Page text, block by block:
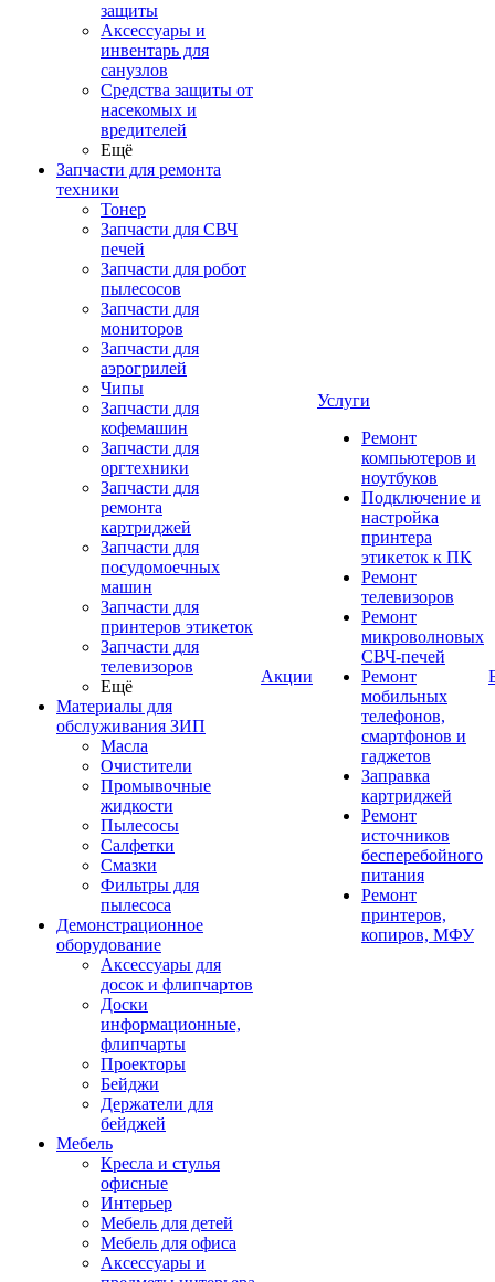
защиты
Аксессуары и
инвентарь для
санузлов
Средства защиты от
насекомых и
вредителей
Ещё
Запчасти для ремонта
техники
Тонер
Запчасти для СВЧ
печей
Запчасти для робот
пылесосов
Запчасти для
мониторов
Запчасти для
аэрогрилей
Чипы
Запчасти для
кофемашин
Запчасти для
оргтехники
Запчасти для
ремонта
картриджей
Запчасти для
посудомоечных
машин
Запчасти для
принтеров этикеток
Запчасти для
телевизоров
Ещё
Материалы для
обслуживания ЗИП
Масла
Очистители
Промывочные
жидкости
Пылесосы
Салфетки
Смазки
Фильтры для
пылесоса
Демонстрационное
оборудование
Аксессуары для
досок и флипчартов
Доски
информационные,
флипчарты
Проекторы
Бейджи
Держатели для
бейджей
Мебель
Кресла и стулья
офисные
Интерьер
Мебель для детей
Мебель для офиса
Аксессуары и
Акции
Услуги
Ремонт
компьютеров и
ноутбуков
Подключение и
настройка
принтера
этикеток к ПК
Ремонт
телевизоров
Ремонт
микроволновых
СВЧ-печей
Ремонт
мобильных
телефонов,
смартфонов и
гаджетов
Заправка
картриджей
Ремонт
источников
бесперебойного
питания
Ремонт
принтеров,
копиров, МФУ